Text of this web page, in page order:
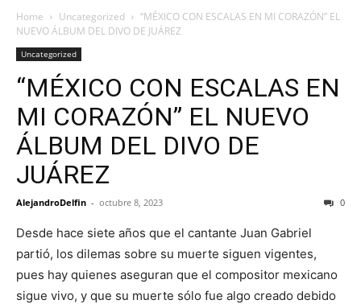
Home Uncategorized
“MÉXICO CON ESCALAS EN MI CORAZÓN” EL
NUEVO ÁLBUM DEL DIVO DE JUÁREZ
Uncategorized
“MÉXICO CON ESCALAS EN
MI CORAZÓN” EL NUEVO
ÁLBUM DEL DIVO DE
JUÁREZ
AlejandroDelfin - octubre 8, 2023 0
Desde hace siete años que el cantante Juan Gabriel
partió, los dilemas sobre su muerte siguen vigentes,
pues hay quienes aseguran que el compositor mexicano
sigue vivo, y que su muerte sólo fue algo creado debido